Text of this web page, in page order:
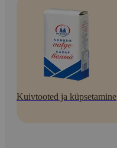
Kuivtooted ja küpsetamine